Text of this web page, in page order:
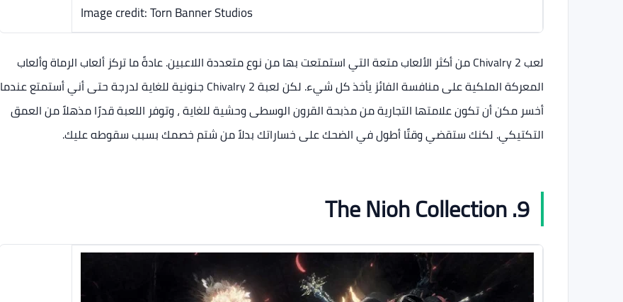
Image credit: Torn Banner Studios
لعب Chivalry 2 من أكثر الألعاب متعة التي استمتعت بها من نوع متعددة اللاعبين. عادةً ما تركز ألعاب الرماة وألعاب
المعركة الملكية على منافسة الفائز يأخذ كل شيء. لكن لعبة Chivalry 2 جنونية للغاية لدرجة حتى أني أستمتع عندما
أخسر مكن أن تكون علامتها التجارية من مذبحة القرون الوسطى وحشية للغاية ، وتوفر اللعبة قدرًا مذهلاً من العمق
التكتيكي. لكنك ستقضي وقتًا أطول في الضحك على خساراتك بدلاً من شتم خصمك بسبب سقوطه عليك.
9. The Nioh Collection